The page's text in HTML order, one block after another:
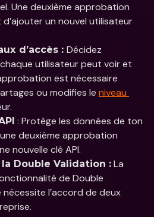
Une deuxième approbation
un nouvel utilisateur
d’accès : Décidez
utilisateur peut voir et
est nécessaire
ou modifies le niveau
: Protège les données de ton
deuxième approbation
nouvelle clé API.
Double Validation : La
de Double
l’accord de deux